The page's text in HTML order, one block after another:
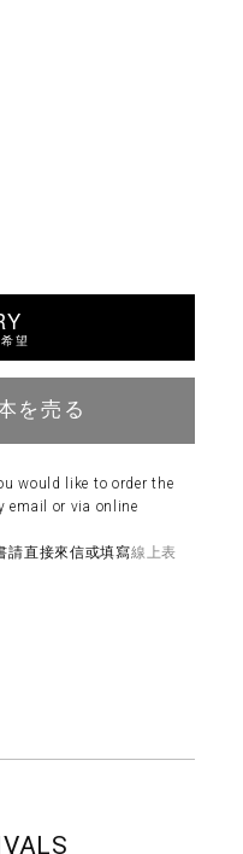
望
を売る
would like to order the
email or via online
請直接來信或填寫線上表